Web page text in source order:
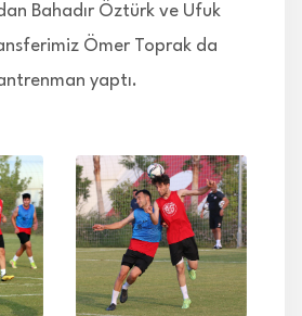
Bahadır Öztürk ve Ufuk
Ömer Toprak da
yaptı.